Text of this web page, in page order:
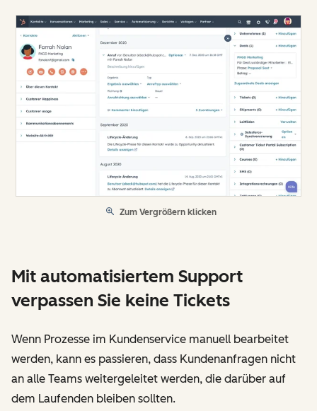
Zum Vergrößern klicken
Mit automatisiertem Support
verpassen Sie keine Tickets
Wenn Prozesse im Kundenservice manuell bearbeitet
werden, kann es passieren, dass Kundenanfragen nicht
an alle Teams weitergeleitet werden, die darüber auf
dem Laufenden bleiben sollten.